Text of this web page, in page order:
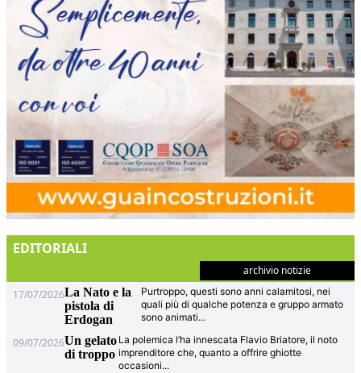
EDITORIALI
archivio notizie
17/07/2026La Nato e la
pistola di
Erdogan
Purtroppo, questi sono anni calamitosi, nei
quali più di qualche potenza e gruppo armato
sono animati...
09/07/2026Un gelato
di troppo
La polemica l’ha innescata Flavio Briatore, il noto
imprenditore che, quanto a offrire ghiotte
occasioni...